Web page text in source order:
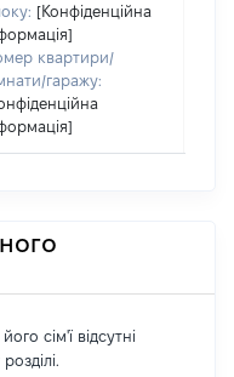
[Конфіденційна
квартири/
гаражу:
сім'ї відсутні